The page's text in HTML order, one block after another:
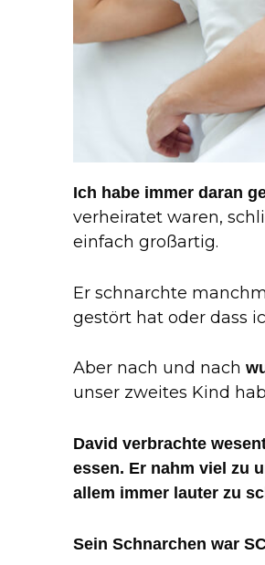
Ich habe immer daran
verheiratet waren,
einfach großartig.
Er schnarchte
gestört hat oder dass
Aber nach und nach
unser zweites Kind
David verbrachte
essen. Er nahm viel zu
allem immer lauter zu
Sein Schnarchen war